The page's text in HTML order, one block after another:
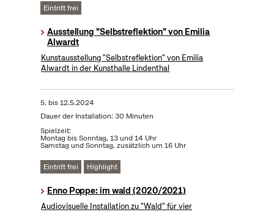
Eintritt frei
Ausstellung "Selbstreflektion" von Emilia
Alwardt
Kunstausstellung "Selbstreflektion" von Emilia
Alwardt in der Kunsthalle Lindenthal
5. bis12.5.2024
Dauer der Installation: 30 Minuten
Spielzeit:
Montag bis Sonntag, 13 und 14 Uhr
Samstag und Sonntag, zusätzlich um 16 Uhr
Eintritt frei Highlight
Enno Poppe: im wald (2020/2021)
Audiovisuelle Installation zu "Wald" für vier